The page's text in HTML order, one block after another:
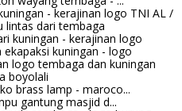
- kerajinan logo TNI AL /
lintas dari tembaga
kuningan - kerajinan logo
kuningan - logo
logo tembaga dan kuningan
boyolali
brass lamp - maroco...
gantung masjid d...